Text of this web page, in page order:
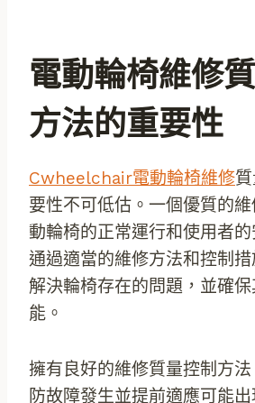
電動輪椅維修
方法的重要性
Cwheelchair電動輪椅維修
要性不可低估。一個優質的
動輪椅的正常運行和使用者的
通過適當的維修方法和控制
解決輪椅存在的問題，並確
能。
擁有良好的維修質量控制方
防故障發生並提前適應可能